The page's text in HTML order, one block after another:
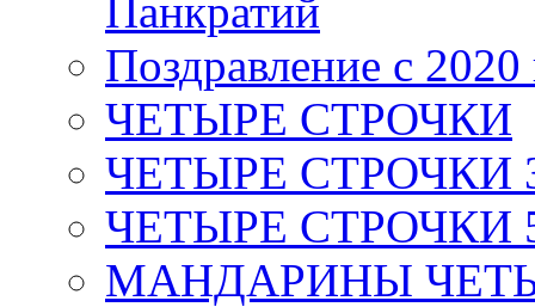
Панкратий
Поздравление с 2020
ЧЕТЫРЕ СТРОЧКИ
ЧЕТЫРЕ СТРОЧКИ 3
ЧЕТЫРЕ СТРОЧКИ 5
МАНДАРИНЫ